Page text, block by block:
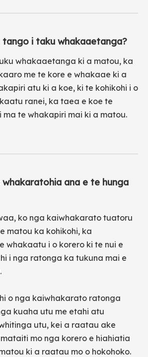
tango i taku whakaaetanga?
whakaaetanga ki a matou, ka
me te kore e whakaae ki a
atu ki a koe, ki te kohikohi i o
ranei, ka taea e koe te
ma te whakapiri mai ki a matou.
ana e te hunga
ko nga kaiwhakarato tuatoru
matou ka kohikohi, ka
whakaatu i o korero ki te nui e
i nga ratonga ka tukuna mai e
o nga kaiwhakarato ratonga
kuaha utu me etahi atu
utu, kei a raatau ake
mo nga korero e hiahiatia
ki a raatau mo o hokohoko.